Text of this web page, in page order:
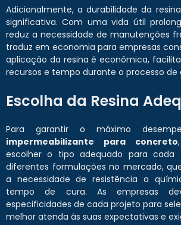
Adicionalmente, a durabilidade da
significativa. Com uma vida útil
reduz a necessidade de manutenções
traduz em economia para empresas
aplicação da resina é econômica,
recursos e tempo durante o processo de
Escolha da Resina
Para garantir o máximo
impermeabilizante para concreto
escolher o tipo adequado para cada
diferentes formulações no mercado,
a necessidade de resistência a
tempo de cura. As empresas
especificidades de cada projeto para
melhor atenda às suas expectativas e